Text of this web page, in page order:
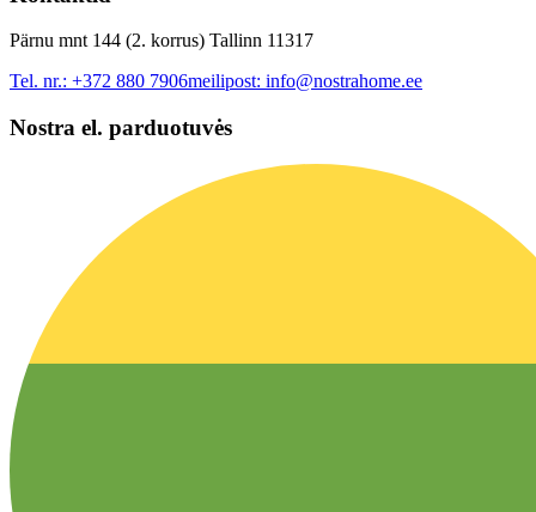
Pärnu mnt 144 (2. korrus) Tallinn 11317
Tel. nr.: +372 880 7906meilipost: info@nostrahome.ee
Nostra el. parduotuvės